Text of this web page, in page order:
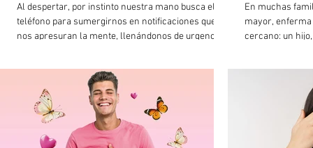
Al despertar, por instinto nuestra mano busca el
teléfono para sumergirnos en notificaciones que
nos apresuran la mente, llenándonos de urgencias
En muchas
mayor,
cercano: un